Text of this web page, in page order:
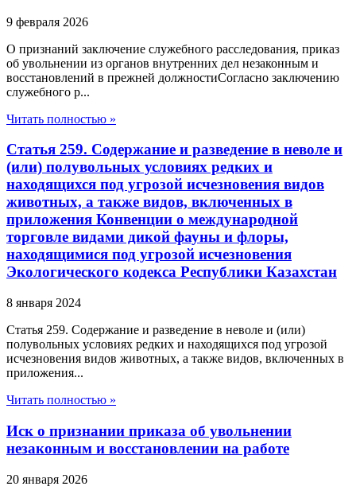
9 февраля 2026
О признаний заключение служебного расследования, приказ
об увольнении из органов внутренних дел незаконным и
восстановлений в прежней должностиСогласно заключению
служебного р...
Читать полностью »
Статья 259. Содержание и разведение в неволе и
(или) полувольных условиях редких и
находящихся под угрозой исчезновения видов
животных, а также видов, включенных в
приложения Конвенции о международной
торговле видами дикой фауны и флоры,
находящимися под угрозой исчезновения
Экологического кодекса Республики Казахстан
8 января 2024
Статья 259. Содержание и разведение в неволе и (или)
полувольных условиях редких и находящихся под угрозой
исчезновения видов животных, а также видов, включенных в
приложения...
Читать полностью »
Иск о признании приказа об увольнении
незаконным и восстановлении на работе
20 января 2026